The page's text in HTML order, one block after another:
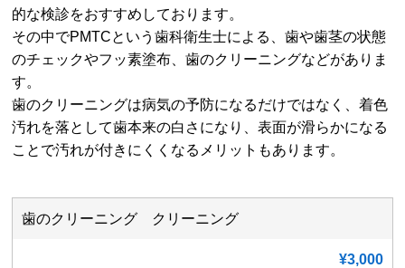
的な検診をおすすめしております。
その中でPMTCという歯科衛生士による、歯や歯茎の状態
のチェックやフッ素塗布、歯のクリーニングなどがありま
す。
歯のクリーニングは病気の予防になるだけではなく、着色
汚れを落として歯本来の白さになり、表面が滑らかになる
ことで汚れが付きにくくなるメリットもあります。
歯のクリーニング クリーニング
¥3,000